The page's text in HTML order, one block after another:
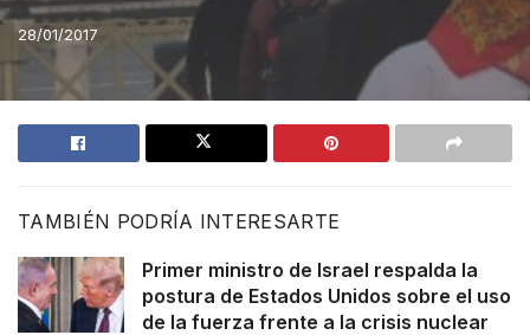
28/01/2017
TAMBIÉN PODRÍA INTERESARTE
Primer ministro de Israel respalda la
postura de Estados Unidos sobre el uso
de la fuerza frente a la crisis nuclear